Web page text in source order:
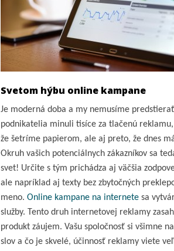
Svetom hýbu online kampane
Je moderná doba a my nemusíme
podnikatelia minuli tisíce za tlačenú
že šetríme papierom, ale aj preto, že dnes
Okruh vašich potenciálnych zákazníkov sa
svet! Určite s tým prichádza aj väčšia
ale napríklad aj texty bez zbytočných
meno. Online kampane na internete sa
služby. Tento druh internetovej reklamy
produkt záujem. Vašu spoločnosť si všimne
slov a čo je skvelé, účinnosť reklamy viete